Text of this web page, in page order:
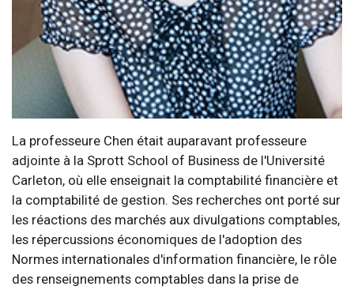
La professeure Chen était auparavant professeure
adjointe à la Sprott School of Business de l'Université
Carleton, où elle enseignait la comptabilité financière et
la comptabilité de gestion. Ses recherches ont porté sur
les réactions des marchés aux divulgations comptables,
les répercussions économiques de l'adoption des
Normes internationales d'information financière, le rôle
des renseignements comptables dans la prise de